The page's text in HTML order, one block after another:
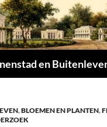
en
,BLOEMEN EN PLANTEN,